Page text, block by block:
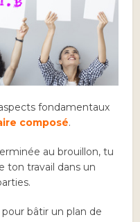
fondamentaux
composé.
au brouillon, tu
ton travail dans un
bâtir un plan de